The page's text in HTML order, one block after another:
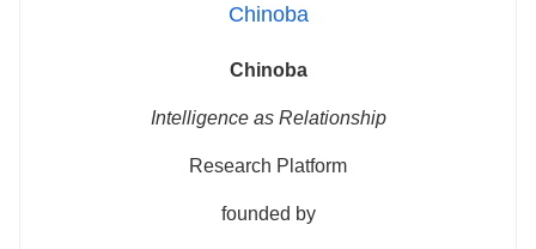
Chinoba
Chinoba
Intelligence as Relationship
Research Platform
founded by